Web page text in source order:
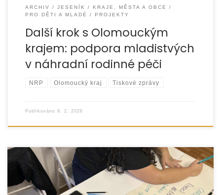
ARCHIV JESENÍK
KRAJE, MĚSTA A OBCE
PRO DĚTI A MLADÉ
PROJEKTY
Další krok s Olomouckým
krajem: podpora mladistvých
v náhradní rodinné péči
NRP Olomoucký kraj Tiskové zprávy
Publikováno 9. 2. 2026